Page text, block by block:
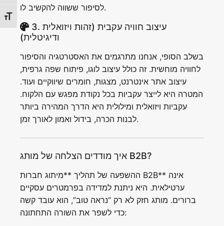
Toggle Font size
לסיפור ששווה להקשיב לו.
3. עיצוב חוויה עקבית (זהות ויזואלית
ודיגיטלית)
בשלב הסופי, אנחנו מתרגמים את האסטרטגיה והסיפור
לחוויה מוחשית. זה כולל עיצוב לוגו, פיתוח שפה גרפית,
עיצוב אתר אינטרנט, מצגות, חומרים שיווקיים ועוד.
המטרה היא לייצר עקביות בכל נקודת מפגש עם הלקוח.
עקביות ויזואלית ומילולית היא הדרך המהירה ביותר
לבנות הכרה, בידול ואמון לאורך זמן.
איך מודדים הצלחה של מותג B2B?
ההשפעה של תהליך **מיתוג חברות B2B** אינה
ערטילאית. היא ניתנת למדידה בפרמטרים עסקיים
ברורים. מותג חזק לא רק “נראה טוב”, הוא עובד קשה
כדי לשפר את השורה התחתונה: